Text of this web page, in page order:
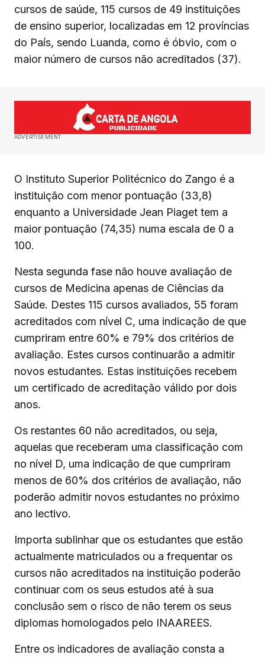
cursos de saúde, 115 cursos de 49 instituições
de ensino superior, localizadas em 12 províncias
do País, sendo Luanda, como é óbvio, com o
maior número de cursos não acreditados (37).
ADVERTISEMENT
O Instituto Superior Politécnico do Zango é a
instituição com menor pontuação (33,8)
enquanto a Universidade Jean Piaget tem a
maior pontuação (74,35) numa escala de 0 a
100.
Nesta segunda fase não houve avaliação de
cursos de Medicina apenas de Ciências da
Saúde. Destes 115 cursos avaliados, 55 foram
acreditados com nível C, uma indicação de que
cumpriram entre 60% e 79% dos critérios de
avaliação. Estes cursos continuarão a admitir
novos estudantes. Estas instituições recebem
um certificado de acreditação válido por dois
anos.
Os restantes 60 não acreditados, ou seja,
aquelas que receberam uma classificação com
no nível D, uma indicação de que cumpriram
menos de 60% dos critérios de avaliação, não
poderão admitir novos estudantes no próximo
ano lectivo.
Importa sublinhar que os estudantes que estão
actualmente matriculados ou a frequentar os
cursos não acreditados na instituição poderão
continuar com os seus estudos até à sua
conclusão sem o risco de não terem os seus
diplomas homologados pelo INAAREES.
Entre os indicadores de avaliação consta a